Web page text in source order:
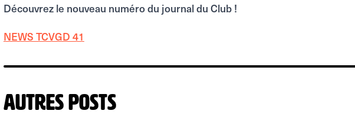
Découvrez le nouveau numéro du journal du Club !
NEWS TCVGD 41
Autres posts